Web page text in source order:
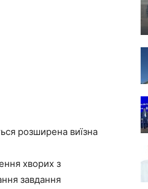
розширена виїзна
хворих з
завдання